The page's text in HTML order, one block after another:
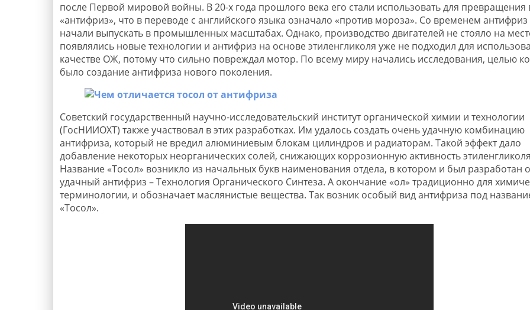
после Первой мировой войны. В 20-х года прошлого века его стали использовать для превращения
«антифриз», что в переводе с английского языка означало «против мороза». Со временем антифриз
начали выпускать в промышленных масштабах. Однако, производство двигателей не стояло на
появлялись новые технологии и антифриз на основе этиленгликоля уже не подходил для
качестве ОЖ, потому что сильно повреждал мотор. По всему миру начались исследования, целью
было создание антифриза нового поколения.
Советский государственный научно-исследовательский институт органической химии и технологии
(ГосНИИОХТ) также участвовал в этих разработках. Им удалось создать очень удачную комбинацию
антифриза, который не вредил алюминиевым блокам цилиндров и радиаторам. Такой эффект дало
добавление некоторых неорганических солей, снижающих коррозионную активность
Название «Тосол» возникло из начальных букв наименования отдела, в котором и был разработан
удачный антифриз – Технология Органического Синтеза. А окончание «ол» традиционно для
терминологии, и обозначает маслянистые вещества. Так возник особый вид антифриза под
«Тосол».